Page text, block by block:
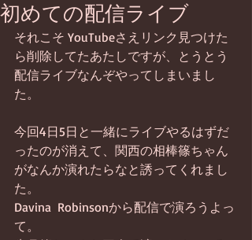
初めての配信ライブ
それこそ YouTubeさえリンク見つけた
ら削除してたあたしですが、とうとう
配信ライブなんぞやってしまいまし
た。
今回4日5日と一緒にライブやるはずだ
ったのが消えて、関西の相棒篠ちゃん
がなんか演れたらなと誘ってくれまし
た。
Davina  Robinsonから配信で演ろうよっ
て。